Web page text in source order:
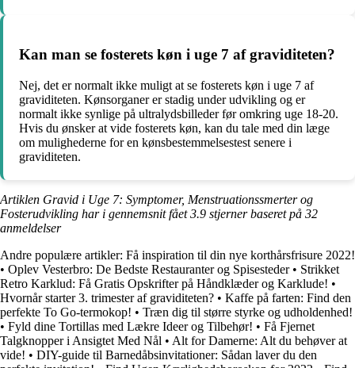
Kan man se fosterets køn i uge 7 af graviditeten?
Nej, det er normalt ikke muligt at se fosterets køn i uge 7 af
graviditeten. Kønsorganer er stadig under udvikling og er
normalt ikke synlige på ultralydsbilleder før omkring uge 18-20.
Hvis du ønsker at vide fosterets køn, kan du tale med din læge
om mulighederne for en kønsbestemmelsestest senere i
graviditeten.
Artiklen Gravid i Uge 7: Symptomer, Menstruationssmerter og
Fosterudvikling har i gennemsnit fået3.9 stjerner baseret på 32
anmeldelser
Andre populære artikler: Få inspiration til din nye korthårsfrisure 2022!
• Oplev Vesterbro: De Bedste Restauranter og Spisesteder• Strikket
Retro Karklud: Få Gratis Opskrifter på Håndklæder og Karklude! •
Hvornår starter 3. trimester af graviditeten? • Kaffe på farten: Find den
perfekte To Go-termokop! • Træn dig til større styrke og udholdenhed!
• Fyld dine Tortillas med Lækre Ideer og Tilbehør! • Få Fjernet
Talgknopper i Ansigtet Med Nål • Alt for Damerne: Alt du behøver at
vide! • DIY-guide til Barnedåbsinvitationer: Sådan laver du den